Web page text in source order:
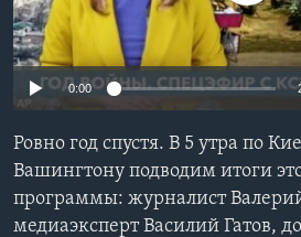
Learning English
СОЦИАЛЬНЫЕ СЕТИ
Языки
0:00
Ровно год спустя. В 5 утра по
Вашингтону подводим итоги
программы: журналист
медиаэксперт Василий Гатов,